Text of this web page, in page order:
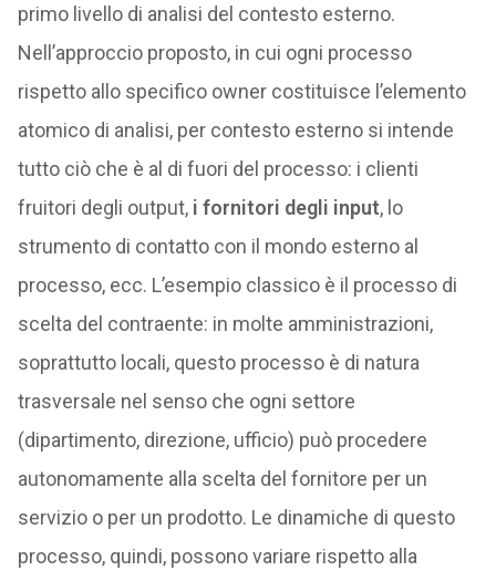
primo livello di analisi del contesto esterno.
Nell’approccio proposto, in cui ogni processo
rispetto allo specifico owner costituisce l’elemento
atomico di analisi, per contesto esterno si intende
tutto ciò che è al di fuori del processo: i clienti
fruitori degli output, i fornitori degli input, lo
strumento di contatto con il mondo esterno al
processo, ecc. L’esempio classico è il processo di
scelta del contraente: in molte amministrazioni,
soprattutto locali, questo processo è di natura
trasversale nel senso che ogni settore
(dipartimento, direzione, ufficio) può procedere
autonomamente alla scelta del fornitore per un
servizio o per un prodotto. Le dinamiche di questo
processo, quindi, possono variare rispetto alla